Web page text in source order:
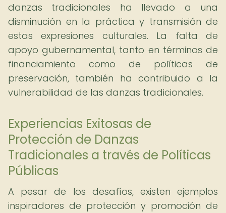
danzas tradicionales ha llevado a una
disminución en la práctica y transmisión de
estas expresiones culturales. La falta de
apoyo gubernamental, tanto en términos de
financiamiento como de políticas de
preservación, también ha contribuido a la
vulnerabilidad de las danzas tradicionales.
Experiencias Exitosas de
Protección de Danzas
Tradicionales a través de Políticas
Públicas
A pesar de los desafíos, existen ejemplos
inspiradores de protección y promoción de